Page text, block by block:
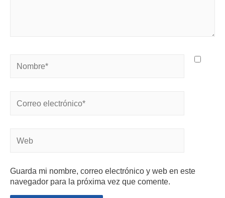
Guarda mi nombre, correo electrónico y web en este
navegador para la próxima vez que comente.